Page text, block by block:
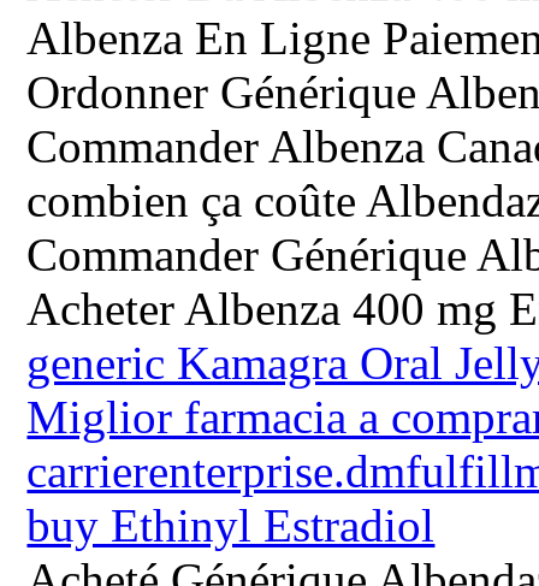
Albenza En Ligne
Ordonner Générique
Commander Albenza
combien ça coûte
Commander Générique
Acheter Albenza 400 mg
generic Kamagra Oral
Miglior farmacia a
buy Ethinyl Estradiol